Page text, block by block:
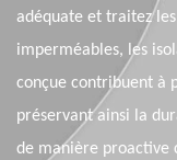
adéquate et traitez
imperméables, les
conçue contribuent à
préservant ainsi la
de manière proactive